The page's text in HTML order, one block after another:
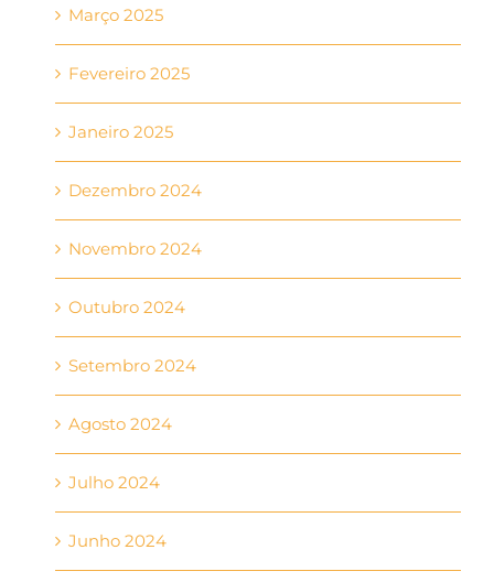
Março 2025
Fevereiro 2025
Janeiro 2025
Dezembro 2024
Novembro 2024
Outubro 2024
Setembro 2024
Agosto 2024
Julho 2024
Junho 2024